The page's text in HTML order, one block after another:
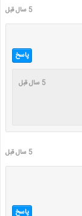
5 سال قبل
پاسخ
5 سال قبل
5 سال قبل
پاسخ